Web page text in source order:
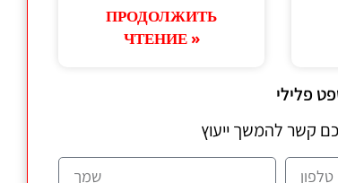
ПРОДОЛЖИТЬ
ЧТЕНИЕ »